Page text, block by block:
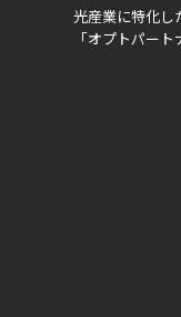
光産業に特化し
「オプトパート